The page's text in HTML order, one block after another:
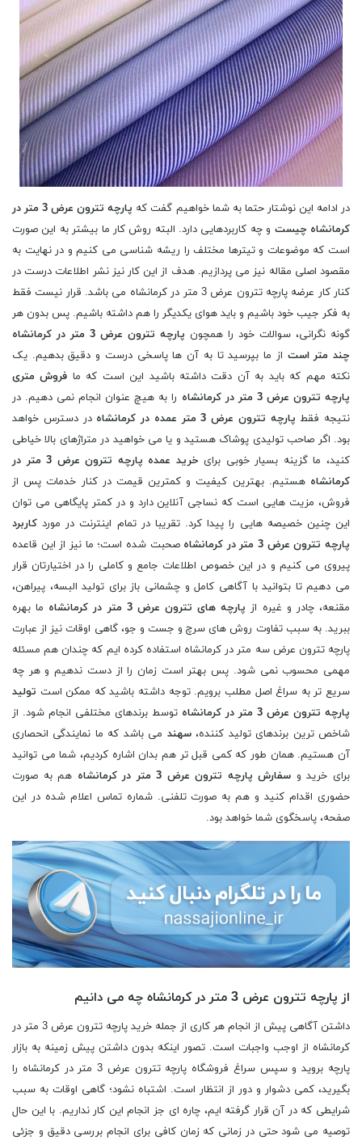
در ادامه این نوشتار حتما به شما خواهیم گفت که
پارچه تترون عرض 3 متر در
کرمانشاه چیست و چه کاربردهایی دارد. البته روش کار ما بیشتر به این صورت
است که موضوعات و تیترها مختلف را ریشه شناسی می کنیم و در نهایت به
مقصود اصلی مقاله نیز می پردازیم. هدف از این کار نیز نشر اطلاعات درست در
کنار کار عرضه پارچه تترون عرض 3 متر در کرمانشاه می باشد. قرار نیست فقط
به فکر جیب خود باشیم و باید هوای یکدیگر را هم داشته باشیم. پس بدون هر
گونه نگرانی، سوالات خود را همچون
پارچه تترون عرض 3 متر در کرمانشاه
چند متر است از ما بپرسید تا به آن ها پاسخی درست و دقیق بدهیم. یک
نکته مهم که باید به آن دقت داشته باشید این است که ما فروش متری
پارچه تترون عرض 3 متر در کرمانشاه
را به هیچ عنوان انجام نمی دهیم. در
نتیجه فقط پارچه تترون عرض 3 متر عمده در کرمانشاه
در دسترس خواهد
بود. اگر صاحب تولیدی پوشاک هستید و یا می خواهید در متراژهای بالا خیاطی
کنید، ما گزینه بسیار خوبی برای
خرید عمده پارچه تترون عرض 3 متر در
کرمانشاه هستیم. بهترین کیفیت و کمترین قیمت در کنار خدمات پس از
فروش، مزیت هایی است که نساجی آنلاین دارد و در کمتر پایگاهی می توان
این چنین خصیصه هایی را پیدا کرد. تقریبا در تمام اینترنت در مورد کاربرد
پارچه تترون عرض 3 متر در کرمانشاه
صحبت شده است؛ ما نیز از این قاعده
پیروی می کنیم و در این خصوص اطلاعات جامع و کاملی را در اختیارتان قرار
می دهیم تا بتوانید با آگاهی کامل و چشمانی باز برای تولید البسه، پیراهن،
مقنعه، چادر و غیره از پارچه های تترون عرض 3 متر در کرمانشاه
ما بهره
ببرید. به سبب تفاوت روش های سرچ و جست و جو، گاهی اوقات نیز از عبارت
پارچه تترون عرض سه متر در کرمانشاه استفاده کرده ایم که چندان هم مسئله
مهمی محسوب نمی شود. پس بهتر است زمان را از دست ندهیم و هر چه
سریع تر به سراغ اصل مطلب برویم. توجه داشته باشید که ممکن است تولید
پارچه تترون عرض 3 متر در کرمانشاه
توسط برندهای مختلفی انجام شود. از
شاخص ترین برندهای تولید کننده،سهند می باشد که ما نمایندگی انحصاری
آن هستیم. همان طور که کمی قبل تر هم بدان اشاره کردیم، شما می توانید
برای خرید و سفارش پارچه تترون عرض 3 متر در کرمانشاه
هم به صورت
حضوری اقدام کنید و هم به صورت تلفنی. شماره تماس اعلام شده در این
صفحه، پاسخگوی شما خواهد بود.
از پارچه تترون عرض 3 متر در کرمانشاه چه می دانیم
داشتن آگاهی پیش از انجام هر کاری از جمله خرید پارچه تترون عرض 3 متر در
کرمانشاه از اوجب واجبات است. تصور اینکه بدون داشتن پیش زمینه به بازار
پارچه بروید و سپس سراغ فروشگاه پارچه تترون عرض 3 متر در کرمانشاه را
بگیرید، کمی دشوار و دور از انتظار است. اشتباه نشود؛ گاهی اوقات به سبب
شرایطی که در آن قرار گرفته ایم، چاره ای جز انجام این کار نداریم. با این حال
توصیه می شود حتی در زمانی که زمان کافی برای انجام بررسی دقیق و جزئی